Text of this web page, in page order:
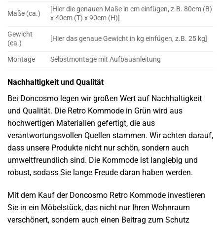
Maße (ca.)
[Hier die genauen Maße in cm einfügen, z.B. 80cm (B)
x 40cm (T) x 90cm (H)]
Gewicht
(ca.)
[Hier das genaue Gewicht in kg einfügen, z.B. 25 kg]
Montage Selbstmontage mit Aufbauanleitung
Nachhaltigkeit und Qualität
Bei Doncosmo legen wir großen Wert auf Nachhaltigkeit
und Qualität. Die Retro Kommode in Grün wird aus
hochwertigen Materialien gefertigt, die aus
verantwortungsvollen Quellen stammen. Wir achten darauf,
dass unsere Produkte nicht nur schön, sondern auch
umweltfreundlich sind. Die Kommode ist langlebig und
robust, sodass Sie lange Freude daran haben werden.
Mit dem Kauf der Doncosmo Retro Kommode investieren
Sie in ein Möbelstück, das nicht nur Ihren Wohnraum
verschönert, sondern auch einen Beitrag zum Schutz